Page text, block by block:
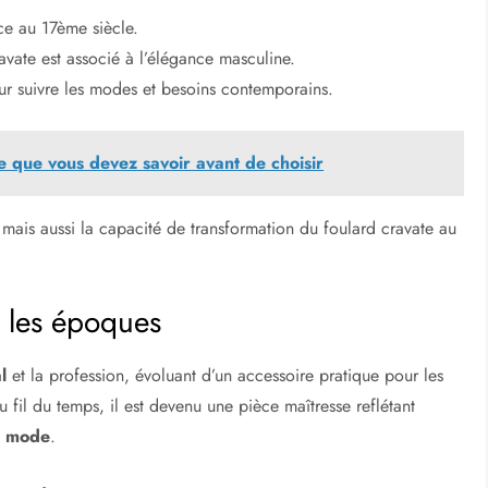
au 17ème siècle.
est associé à l’élégance masculine.
suivre les modes et besoins contemporains.
que vous devez savoir avant de choisir
aussi la capacité de transformation du foulard cravate au
époques
et la profession, évoluant d’un accessoire pratique pour les
du temps, il est devenu une pièce maîtresse reflétant
mode.